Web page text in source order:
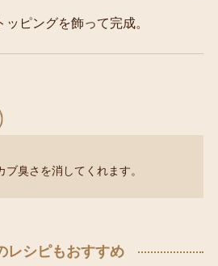
ピングを飾って完成。
臭さを消してくれます。
レシピもおすすめ